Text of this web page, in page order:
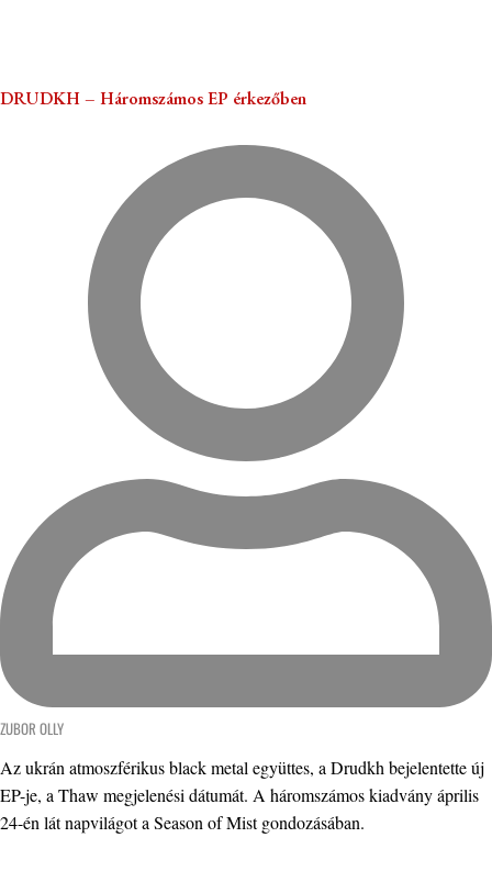
DRUDKH – Háromszámos EP érkezőben
ZUBOR OLLY
Az ukrán atmoszférikus black metal együttes, a Drudkh bejelentette új
EP-je, a Thaw megjelenési dátumát. A háromszámos kiadvány április
24-én lát napvilágot a Season of Mist gondozásában.